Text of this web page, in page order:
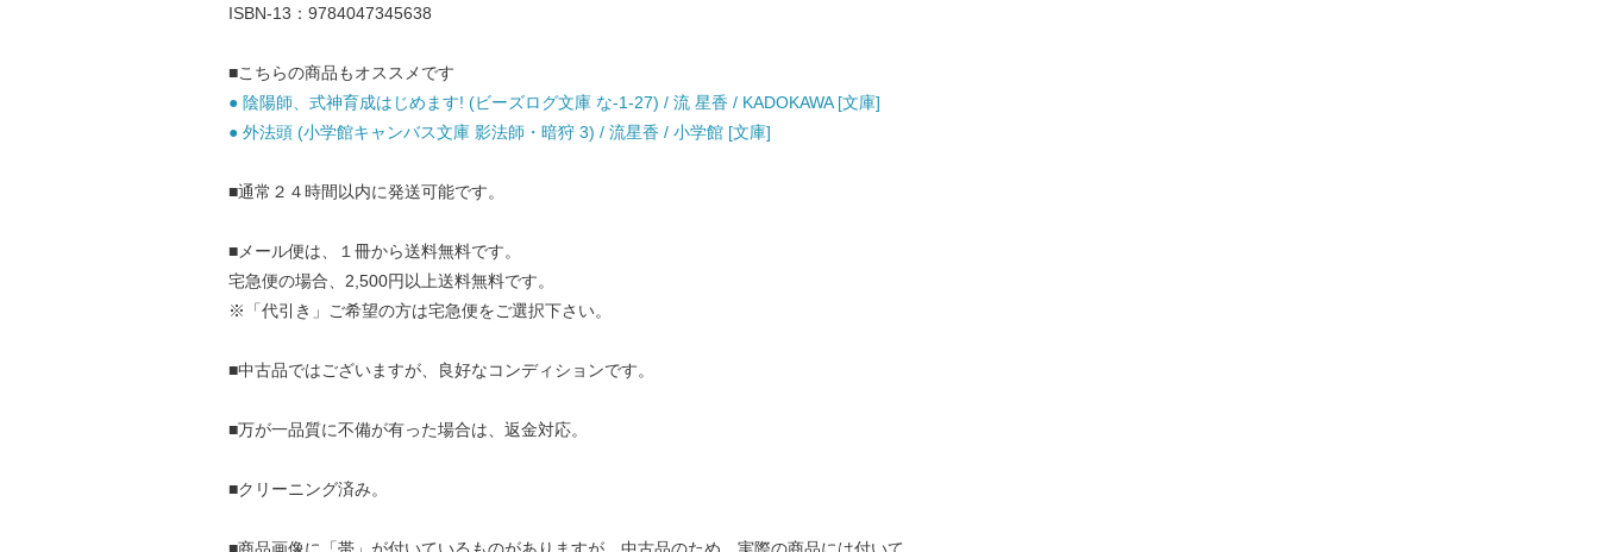
ISBN-13：9784047345638
■こちらの商品もオススメです
● 陰陽師、式神育成はじめます! (ビーズログ文庫 な-1-27) / 流 星香 / KADOKAWA [文庫]
● 外法頭 (小学館キャンバス文庫 影法師・暗狩 3) / 流星香 / 小学館 [文庫]
■通常２４時間以内に発送可能です。
■メール便は、１冊から送料無料です。
宅急便の場合、2,500円以上送料無料です。
※「代引き」ご希望の方は宅急便をご選択下さい。
■中古品ではございますが、良好なコンディションです。
■万が一品質に不備が有った場合は、返金対応。
■クリーニング済み。